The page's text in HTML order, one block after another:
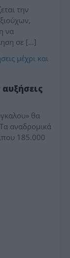
την
να
σε […]
θα
αναδρομικά
185.000